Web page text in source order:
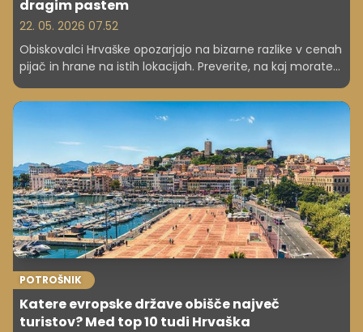
dragim pastem
22. 05. 2026 07.52
Obiskovalci Hrvaške opozarjajo na bizarne razlike v cenah
pijač in hrane na istih lokacijah. Preverite, na kaj morate
POTROŠNIK
Katere evropske države obišče največ
turistov? Med top 10 tudi Hrvaška